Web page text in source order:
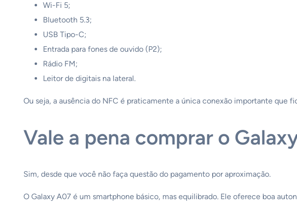
Wi-Fi 5;
Bluetooth 5.3;
USB Tipo-C;
Entrada para fones de ouvido (P2);
Rádio FM;
Leitor de digitais na lateral.
Ou seja, a ausência do NFC é praticamente a única conexão importante que
Vale a pena comprar o
Sim, desde que você não faça questão do pagamento por aproximação.
O Galaxy A07 é um smartphone básico, mas equilibrado. Ele oferece boa